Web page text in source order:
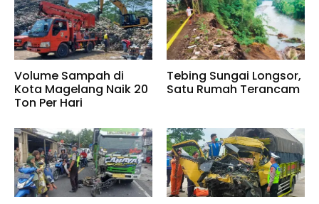
Volume Sampah di
Kota Magelang Naik 20
Ton Per Hari
Tebing Sungai Longsor,
Satu Rumah Terancam